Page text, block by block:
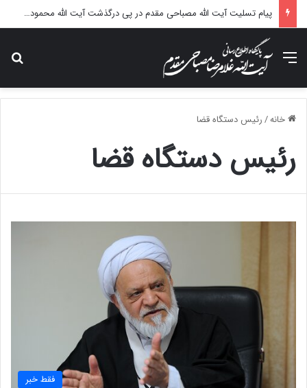
پیام تسلیت آیت الله مصباحی مقدم در پی درگذشت آیت الله محمودی گلپایگانی
منو
خانه/رئیس دستگاه قضا
رئیس دستگاه قضا
فقط خبر